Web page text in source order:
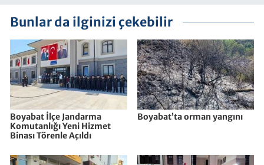
Bunlar da ilginizi çekebilir
Boyabat İlçe Jandarma
Komutanlığı Yeni Hizmet
Binası Törenle Açıldı
Boyabat’ta orman yangını